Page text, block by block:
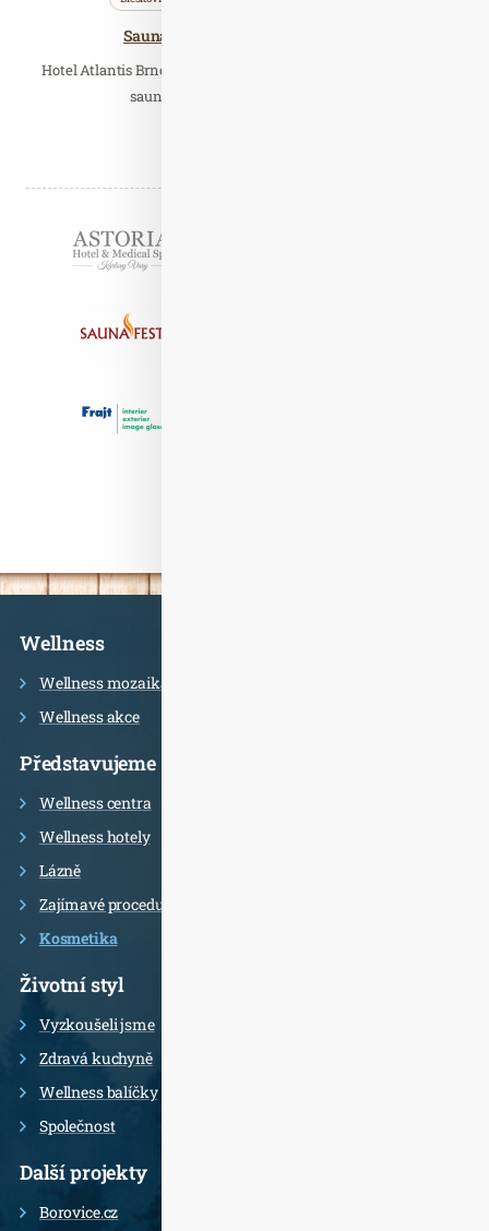
Sauna Herbal Cup - kvalifikace ČR
Hotel Atlantis Brno hostí letošní Mistrovství České republiky v
saunování a zároveň kvalifikační…
Informace
Wellness
Wellness mozaika
Wellness akce
Představujeme
Wellness centra
Wellness hotely
Lázně
Zajímavé procedury
Kosmetika
Životní styl
Vyzkoušeli jsme
Zdravá kuchyně
Wellness balíčky
Společnost
Další projekty
Borovice.cz